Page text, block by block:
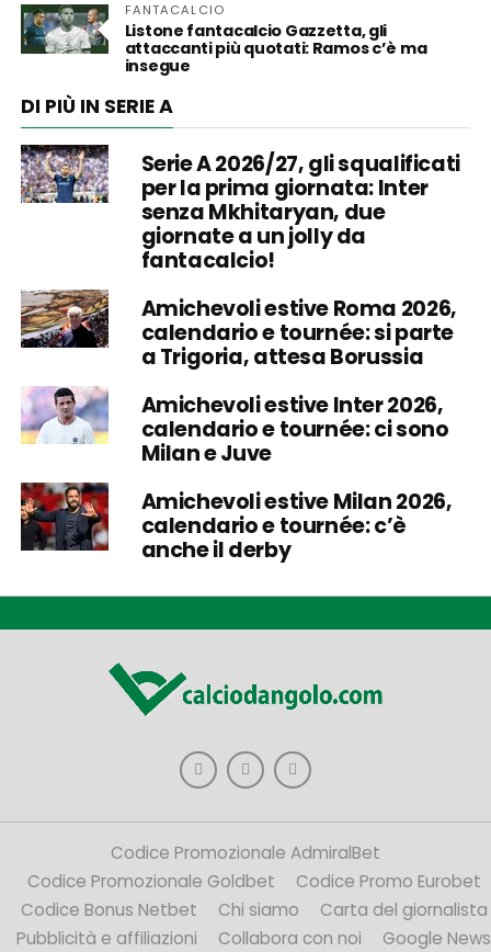
FANTACALCIO
Listone fantacalcio Gazzetta, gli
attaccanti più quotati: Ramos c’è ma
insegue
DI PIÙ IN SERIE A
Serie A 2026/27, gli squalificati
per la prima giornata: Inter
senza Mkhitaryan, due
giornate a un jolly da
fantacalcio!
Amichevoli estive Roma 2026,
calendario e tournée: si parte
a Trigoria, attesa Borussia
Amichevoli estive Inter 2026,
calendario e tournée: ci sono
Milan e Juve
Amichevoli estive Milan 2026,
calendario e tournée: c’è
anche il derby
Codice Promozionale AdmiralBet
Codice Promozionale Goldbet
Codice Promo Eurobet
Codice Bonus Netbet
Chi siamo
Carta del giornalista
Pubblicità e affiliazioni
Collabora con noi Google News